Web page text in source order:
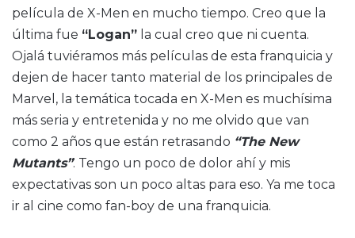
película de X-Men en mucho tiempo. Creo que la
última fue “Logan” la cual creo que ni cuenta.
Ojalá tuviéramos más películas de esta franquicia y
dejen de hacer tanto material de los principales de
Marvel, la temática tocada en X-Men es muchísima
más seria y entretenida y no me olvido que van
como 2 años que están retrasando “The New
Mutants”. Tengo un poco de dolor ahí y mis
expectativas son un poco altas para eso. Ya me toca
ir al cine como fan-boy de una franquicia.